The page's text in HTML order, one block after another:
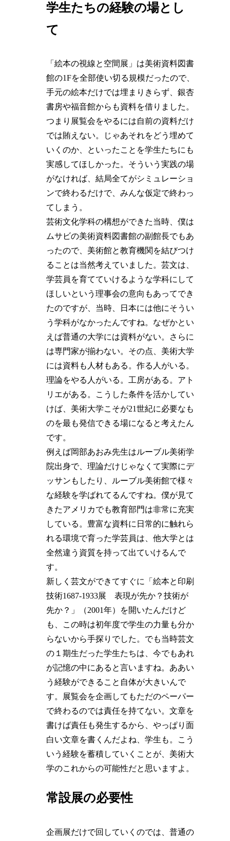
学生たちの経験の場とし
て
「絵本の視線と空間展」は美術資料図書
館の1Fを全部使い切る規模だったので、
手元の絵本だけでは埋まりきらず、銀杏
書房や福音館からも資料を借りました。
つまり展覧会をやるには自前の資料だけ
では賄えない。じゃあそれをどう埋めて
いくのか、といったことを学生たちにも
実感してほしかった。そういう実践の場
がなければ、結局全てがシミュレーショ
ンで終わるだけで、みんな仮定で終わっ
てしまう。
芸術文化学科の構想ができた当時、僕は
ムサビの美術資料図書館の副館長でもあ
ったので、美術館と教育機関を結びつけ
ることは当然考えていました。芸文は、
学芸員を育てていけるような学科にして
ほしいという理事会の意向もあってでき
たのですが、当時、日本には他にそうい
う学科がなかったんですね。なぜかとい
えば普通の大学には資料がない。さらに
は専門家が揃わない。その点、美術大学
には資料も人材もある。作る人がいる。
理論をやる人がいる。工房がある。アト
リエがある。こうした条件を活かしてい
けば、美術大学こそが21世紀に必要なも
のを最も発信できる場になると考えたん
です。
例えば岡部あおみ先生はルーブル美術学
院出身で、理論だけじゃなくて実際にデ
ッサンもしたり、ルーブル美術館で様々
な経験を学ばれてるんですね。僕が見て
きたアメリカでも教育部門は非常に充実
している。豊富な資料に日常的に触れら
れる環境で育った学芸員は、他大学とは
全然違う資質を持って出ていけるんで
す。
新しく芸文ができてすぐに「絵本と印刷
技術1687-1933展 表現が先か？技術が
先か？」（2001年）を開いたんだけど
も、この時は初年度で学生の力量も分か
らないから手探りでした。でも当時芸文
の１期生だった学生たちは、今でもあれ
が記憶の中にあると言いますね。ああい
う経験ができること自体が大きいんで
す。展覧会を企画してもただのペーパー
で終わるのでは責任を持てない。文章を
書けば責任も発生するから、やっぱり面
白い文章を書くんだよね、学生も。こう
いう経験を蓄積していくことが、美術大
学のこれからの可能性だと思いますよ。
常設展の必要性
企画展だけで回していくのでは、普通の